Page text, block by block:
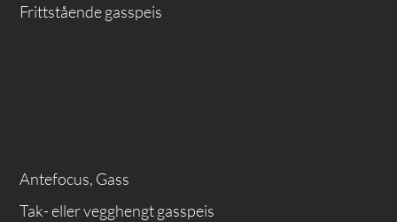
Frittstående gasspeis
Antefocus, Gass
Tak- eller vegghengt gasspeis